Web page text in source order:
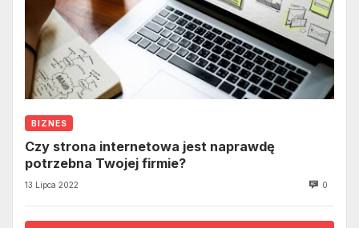
BIZNES
Czy strona internetowa jest naprawdę
potrzebna Twojej firmie?
13 Lipca 2022 0